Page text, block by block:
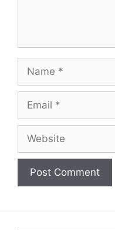
Name
Email
Website